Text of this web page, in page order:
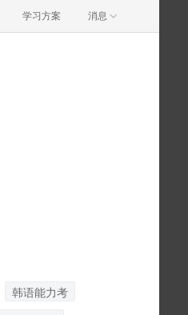
学习方案 消息
韩语能力考